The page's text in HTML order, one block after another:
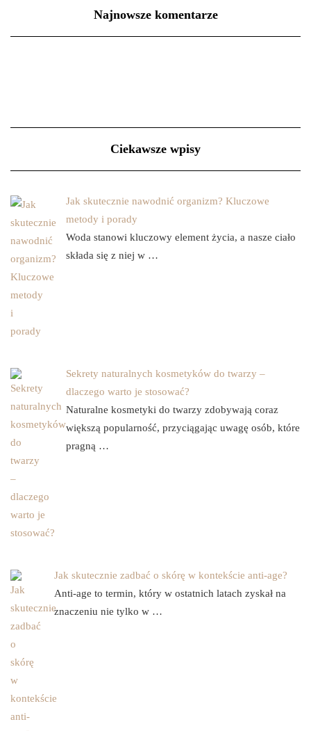
Najnowsze komentarze
Ciekawsze wpisy
Jak skutecznie nawodnić organizm? Kluczowe
metody i porady
Woda stanowi kluczowy element życia, a nasze ciało
składa się z niej w …
Sekrety naturalnych kosmetyków do twarzy –
dlaczego warto je stosować?
Naturalne kosmetyki do twarzy zdobywają coraz
większą popularność, przyciągając uwagę osób, które
pragną …
Jak skutecznie zadbać o skórę w kontekście anti-age?
Anti-age to termin, który w ostatnich latach zyskał na
znaczeniu nie tylko w …